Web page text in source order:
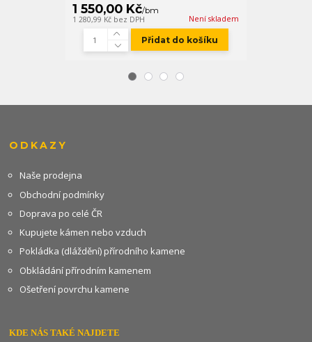
1 550,00 Kč/bm
1 280,99 Kč bez DPH Není skladem
Přidat do košíku
ODKAZY
Naše prodejna
Obchodní podmínky
Doprava po celé ČR
Kupujete kámen nebo vzduch
Pokládka (dláždění) přírodního kamene
Obkládání přírodním kamenem
Ošetření povrchu kamene
KDE NÁS TAKÉ NAJDETE